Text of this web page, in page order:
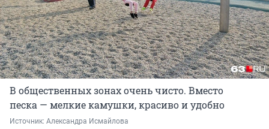
В общественных зонах очень чисто. Вместо
песка — мелкие камушки, красиво и удобно
Источник: Александра Исмайлова